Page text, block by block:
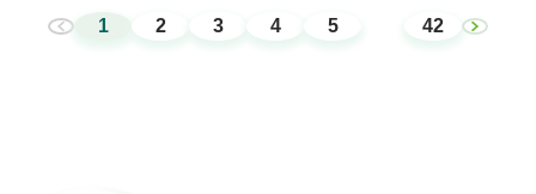
1 2 3 4 5 42